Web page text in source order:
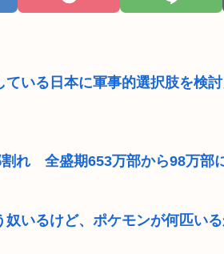
いる日本に軍事的選択肢を検討
割れ 全盛期653万部から98万
いるけど、ポケモンが何匹い